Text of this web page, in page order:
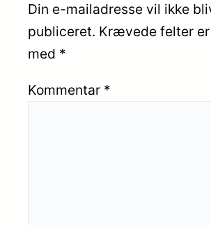
Din e-mailadresse vil ikke
publiceret. Krævede felter
med *
Kommentar *